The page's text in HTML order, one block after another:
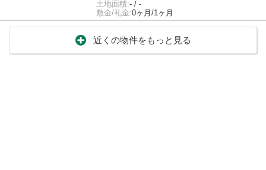
土地面積:- / -
敷金/礼金:0ヶ月/1ヶ月
近くの物件をもっと見る